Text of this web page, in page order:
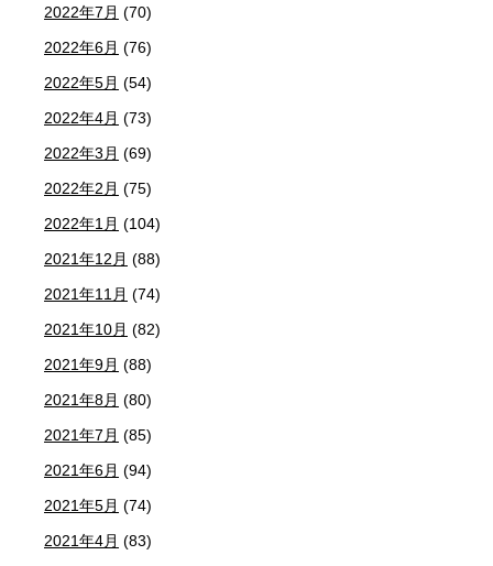
2022年7月 (70)
2022年6月 (76)
2022年5月 (54)
2022年4月 (73)
2022年3月 (69)
2022年2月 (75)
2022年1月 (104)
2021年12月 (88)
2021年11月 (74)
2021年10月 (82)
2021年9月 (88)
2021年8月 (80)
2021年7月 (85)
2021年6月 (94)
2021年5月 (74)
2021年4月 (83)